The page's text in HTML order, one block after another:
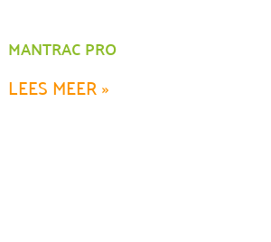
MANTRAC PRO
LEES MEER »